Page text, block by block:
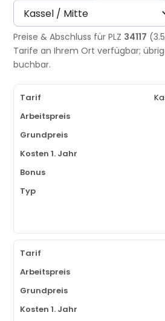
Preise & Abschluss für PLZ 34117
Tarife an Ihrem Ort verfügbar;
buchbar.